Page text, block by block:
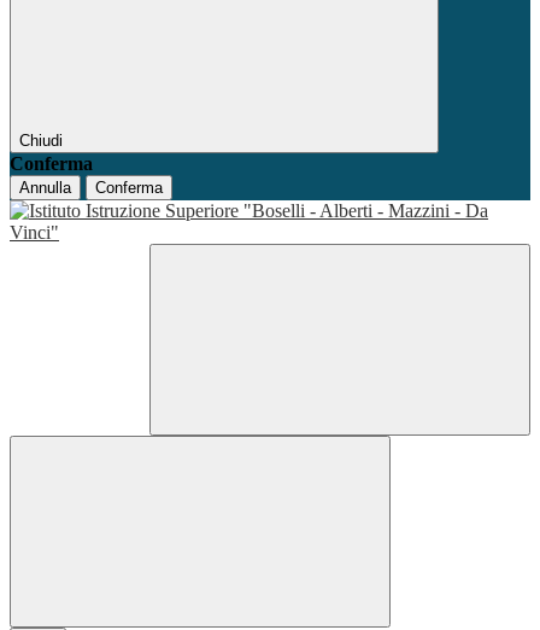
Chiudi
Conferma
Annulla Conferma